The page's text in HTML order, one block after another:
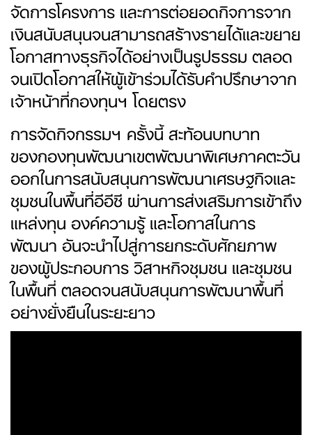
จัดการโครงการ และการต่อยอดกิจการจาก
เงินสนับสนุนจนสามารถสร้างรายได้และขยาย
โอกาสทางธุรกิจได้อย่างเป็นรูปธรรม ตลอด
จนเปิดโอกาสให้ผู้เข้าร่วมได้รับคำปรึกษาจาก
เจ้าหน้าที่กองทุนฯ โดยตรง
การจัดกิจกรรมฯ ครั้งนี้ สะท้อนบทบาท
ของกองทุนพัฒนาเขตพัฒนาพิเศษภาคตะวัน
ออกในการสนับสนุนการพัฒนาเศรษฐกิจและ
ชุมชนในพื้นที่อีอีซี ผ่านการส่งเสริมการเข้าถึง
แหล่งทุน องค์ความรู้ และโอกาสในการ
พัฒนา อันจะนำไปสู่การยกระดับศักยภาพ
ของผู้ประกอบการ วิสาหกิจชุมชน และชุมชน
ในพื้นที่ ตลอดจนสนับสนุนการพัฒนาพื้นที่
อย่างยั่งยืนในระยะยาว